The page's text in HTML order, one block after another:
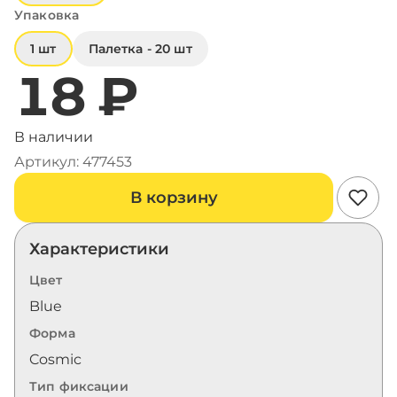
Упаковка
1 шт Палетка - 20 шт
18 ₽
В наличии
Артикул: 477453
В корзину
Характеристики
Цвет
Blue
Форма
Cosmic
Тип фиксации